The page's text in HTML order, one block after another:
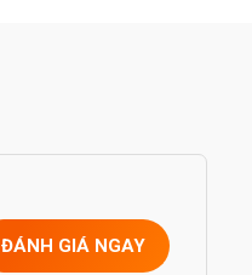
ĐÁNH GIÁ NGAY